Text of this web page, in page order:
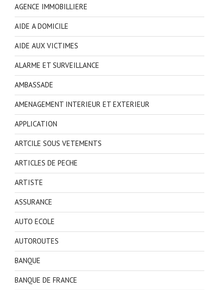
AGENCE IMMOBILLIERE
AIDE A DOMICILE
AIDE AUX VICTIMES
ALARME ET SURVEILLANCE
AMBASSADE
AMENAGEMENT INTERIEUR ET EXTERIEUR
APPLICATION
ARTCILE SOUS VETEMENTS
ARTICLES DE PECHE
ARTISTE
ASSURANCE
AUTO ECOLE
AUTOROUTES
BANQUE
BANQUE DE FRANCE